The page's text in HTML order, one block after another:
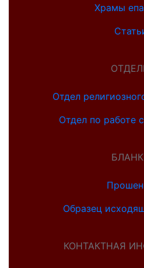
Храмы
Отдел
Отдел по работе
Образец
КОНТАКТНАЯ